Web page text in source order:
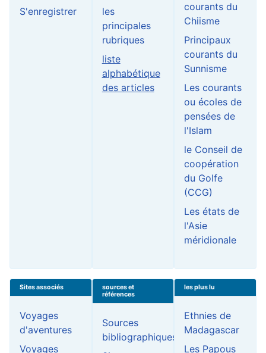
S'enregistrer
les
principales
rubriques
liste
alphabétique
des articles
courants du
Chiisme
Principaux
courants du
Sunnisme
Les courants
ou écoles de
pensées de
l'Islam
le Conseil de
coopération
du Golfe
(CCG)
Les états de
l'Asie
méridionale
Sites associés
Voyages
d'aventures
Voyages
sources et
références
Sources
bibliographiques
les plus lu
Ethnies de
Madagascar
Les Papous